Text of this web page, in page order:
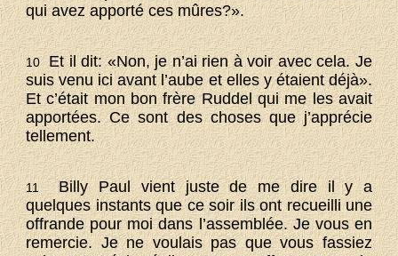
qui avez apporté ces mûres?».
10Et il dit: «Non, je n’ai rien à voir avec cela. Je
suis venu ici avant l’aube et elles y étaient déjà».
Et c’était mon bon frère Ruddel qui me les avait
apportées. Ce sont des choses que j’apprécie
tellement.
11Billy Paul vient juste de me dire il y a
quelques instants que ce soir ils ont recueilli une
offrande pour moi dans l’assemblée. Je vous en
remercie. Je ne voulais pas que vous fassiez